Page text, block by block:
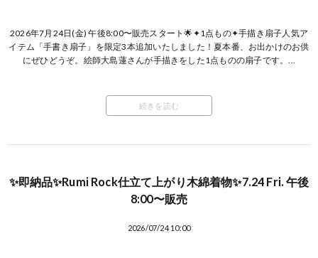
2026年7月24日(金) 午後8:00〜販売スタート🌟✦1点もの✦手描き扇子人気ア
イテム「手書き扇子」を限定3本追加いたしました！夏本番、お出かけのお供
にぜひどうぞ。絵師大島蓮さんが手描きをした1点ものの扇子です。...
続きを読む
✨即納品✨Rumi Rock仕立て上がり木綿着物✨7.24 Fri. 午後
8:00〜販売
2026/07/24 10:00